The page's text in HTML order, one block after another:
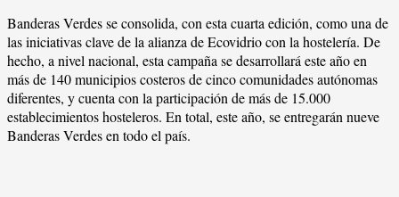
Banderas Verdes se consolida, con esta cuarta edición, como una de
las iniciativas clave de la alianza de Ecovidrio con la hostelería. De
hecho, a nivel nacional, esta campaña se desarrollará este año en
más de 140 municipios costeros de cinco comunidades autónomas
diferentes, y cuenta con la participación de más de 15.000
establecimientos hosteleros. En total, este año, se entregarán nueve
Banderas Verdes en todo el país.